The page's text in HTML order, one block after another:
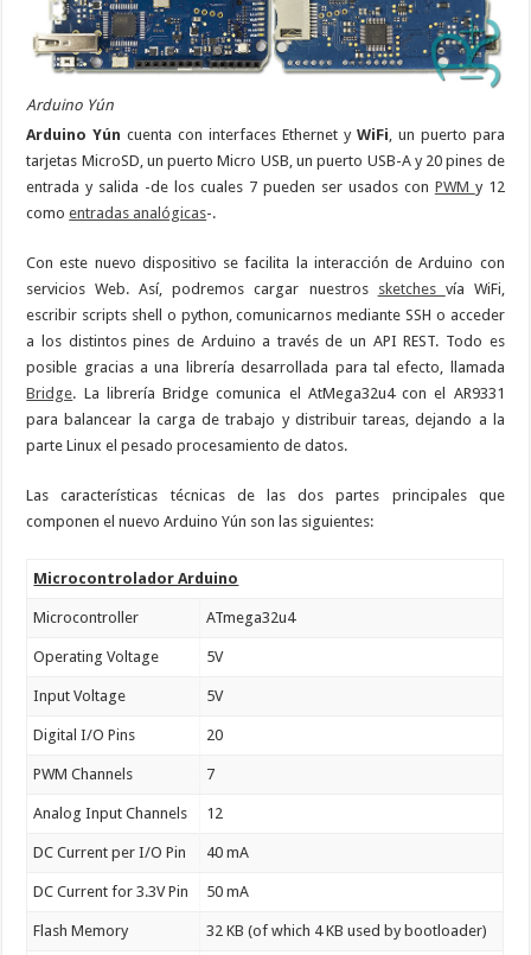
Arduino Yún
Arduino Yún cuenta con interfaces Ethernet y WiFi , un puerto para
tarjetas MicroSD, un puerto Micro USB, un puerto USB-A y 20 pines de
entrada y salida -de los cuales 7 pueden ser usados con PWM y 12
comoentradas analógicas-.
Con este nuevo dispositivo se facilita la interacción de Arduino con
servicios Web. Así, podremos cargar nuestros sketches vía WiFi,
escribir scripts shell o python, comunicarnos mediante SSH o acceder
a los distintos pines de Arduino a través de un API REST. Todo es
posible gracias a una librería desarrollada para tal efecto, llamada
Bridge. La librería Bridge comunica el AtMega32u4 con el AR9331
para balancear la carga de trabajo y distribuir tareas, dejando a la
parte Linux el pesado procesamiento de datos.
Las características técnicas de las dos partes principales que
componen el nuevo Arduino Yún son las siguientes:
Microcontrolador Arduino
Microcontroller ATmega32u4
Operating Voltage 5V
Input Voltage 5V
Digital I/O Pins 20
PWM Channels 7
Analog Input Channels 12
DC Current per I/O Pin 40 mA
DC Current for 3.3V Pin 50 mA
Flash Memory 32 KB (of which 4 KB used by bootloader)